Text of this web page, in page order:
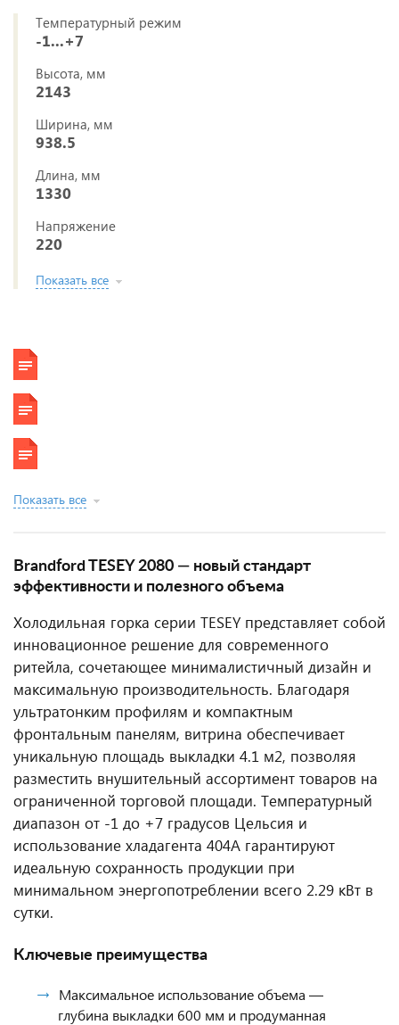
Температурный режим
-1...+7
Высота, мм
2143
Ширина, мм
938.5
Длина, мм
1330
Напряжение
220
Показать все
Показать все
Brandford TESEY 2080 — новый стандарт
эффективности и полезного объема
Холодильная горка серии TESEY представляет собой
инновационное решение для современного
ритейла, сочетающее минималистичный дизайн и
максимальную производительность. Благодаря
ультратонким профилям и компактным
фронтальным панелям, витрина обеспечивает
уникальную площадь выкладки 4.1 м2, позволяя
разместить внушительный ассортимент товаров на
ограниченной торговой площади. Температурный
диапазон от -1 до +7 градусов Цельсия и
использование хладагента 404A гарантируют
идеальную сохранность продукции при
минимальном энергопотреблении всего 2.29 кВт в
сутки.
Ключевые преимущества
Максимальное использование объема —
глубина выкладки 600 мм и продуманная